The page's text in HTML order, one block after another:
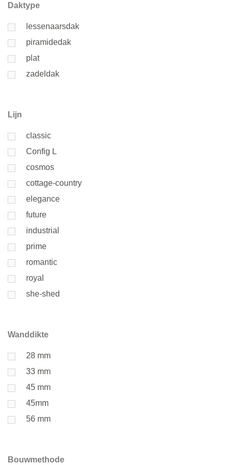
Daktype
lessenaarsdak
piramidedak
plat
zadeldak
Lijn
classic
Config L
cosmos
cottage-country
elegance
future
industrial
prime
romantic
royal
she-shed
Wanddikte
28 mm
33 mm
45 mm
45mm
56 mm
Bouwmethode